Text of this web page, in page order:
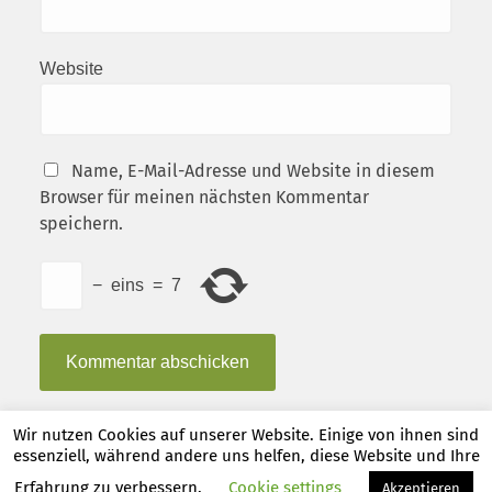
Website
Name, E-Mail-Adresse und Website in diesem
Browser für meinen nächsten Kommentar
speichern.
− eins = 7
© 2026 Claus Verlag . Theme vonAnders Norén
Wir nutzen Cookies auf unserer Website. Einige von ihnen sind
essenziell, während andere uns helfen, diese Website und Ihre
Erfahrung zu verbessern.
Cookie settings Akzeptieren